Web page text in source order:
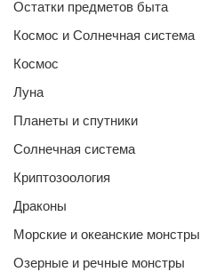
Остатки предметов быта
Космос и Солнечная система
Космос
Луна
Планеты и спутники
Солнечная система
Криптозоология
Драконы
Морские и океанские монстры
Озерные и речные монстры